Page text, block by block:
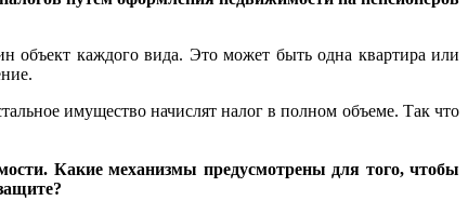
объект каждого вида. Это может быть одна квартира или
имущество начислят налог в полном объеме. Так что
Какие механизмы предусмотрены для того, чтобы